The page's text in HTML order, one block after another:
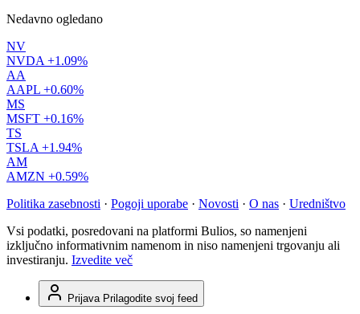
Nedavno ogledano
NV
NVDA +1.09%
AA
AAPL +0.60%
MS
MSFT +0.16%
TS
TSLA +1.94%
AM
AMZN +0.59%
Politika zasebnosti · Pogoji uporabe · Novosti · O nas · Uredništvo
Vsi podatki, posredovani na platformi Bulios, so namenjeni
izključno informativnim namenom in niso namenjeni trgovanju ali
investiranju. Izvedite več
Prijava Prilagodite svoj feed